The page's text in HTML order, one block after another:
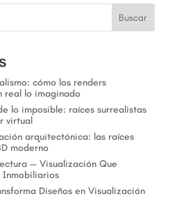
Buscar
cómo los renders
real lo imaginado
lo imposible: raíces surrealistas
virtual
arquitectónica: las raíces
moderno
— Visualización Que
Inmobiliarios
Diseños en Visualización